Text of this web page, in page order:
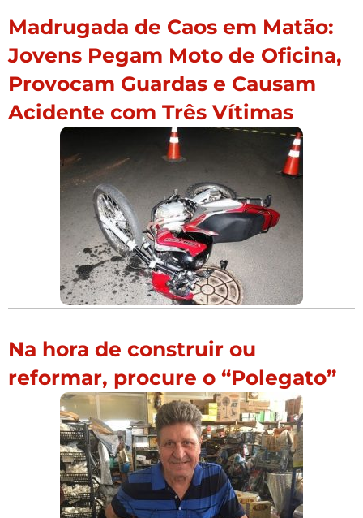
Madrugada de Caos em Matão:
Jovens Pegam Moto de Oficina,
Provocam Guardas e Causam
Acidente com Três Vítimas
Na hora de construir ou
reformar, procure o “Polegato”